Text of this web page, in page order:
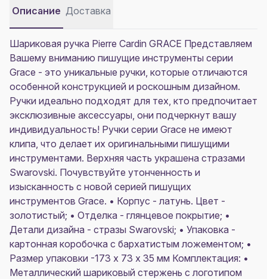
Описание Доставка
Шариковая ручка Pierre Cardin GRACE Представляем
Вашему вниманию пишущие инструменты серии
Grace - это уникальные ручки, которые отличаются
особенной конструкцией и роскошным дизайном.
Ручки идеально подходят для тех, кто предпочитает
эксклюзивные аксессуары, они подчеркнут вашу
индивидуальность! Ручки серии Grace не имеют
клипа, что делает их оригинальными пишущими
инструментами. Верхняя часть украшена стразами
Swarovski. Почувствуйте утонченность и
изысканность с новой серией пишущих
инструментов Grace. • Корпус - латунь. Цвет -
золотистый; • Отделка - глянцевое покрытие; •
Детали дизайна - стразы Swarovski; • Упаковка -
картонная коробочка с бархатистым ложементом; •
Размер упаковки -173 х 73 х 35 мм Комплектация: •
Металлический шариковый стержень с логотипом